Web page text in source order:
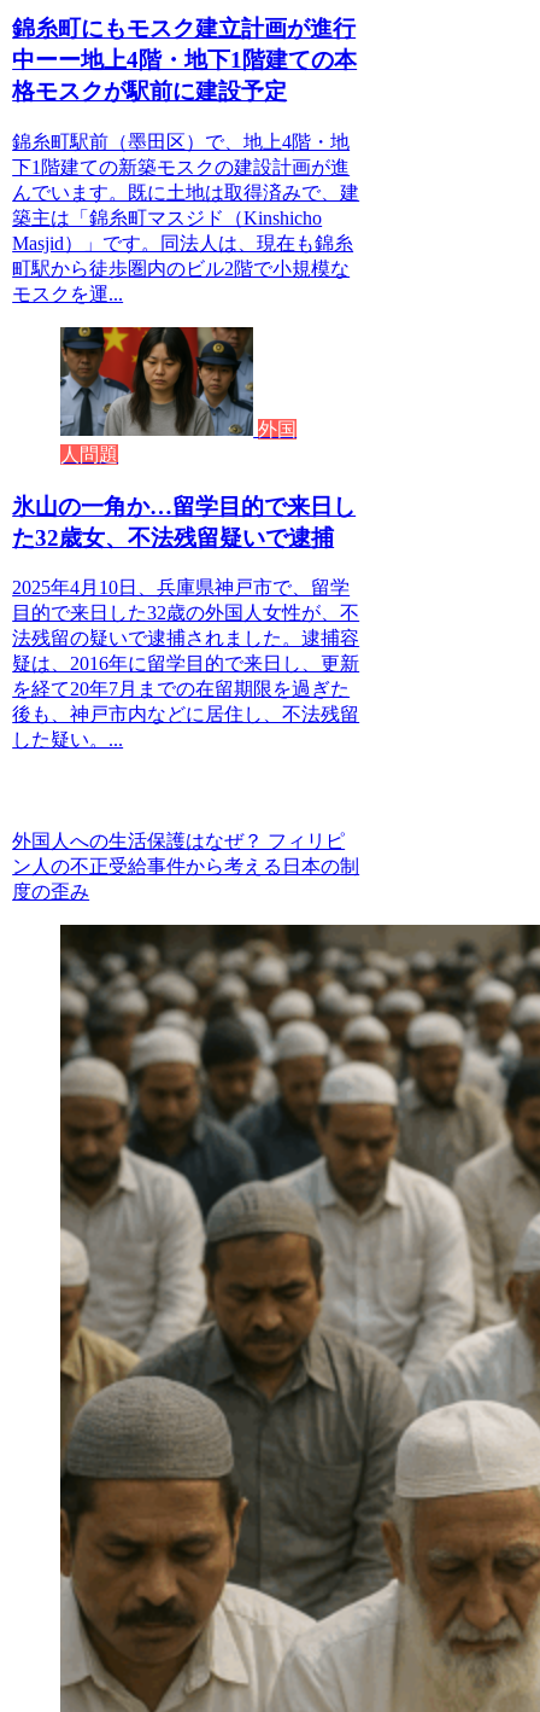
錦糸町にもモスク建立計画が進行
中ーー地上4階・地下1階建ての本
格モスクが駅前に建設予定
錦糸町駅前（墨田区）で、地上4階・地
下1階建ての新築モスクの建設計画が進
んでいます。既に土地は取得済みで、建
築主は「錦糸町マスジド（Kinshicho
Masjid）」です。同法人は、現在も錦糸
町駅から徒歩圏内のビル2階で小規模な
モスクを運...
外国
人問題
氷山の一角か…留学目的で来日し
た32歳女、不法残留疑いで逮捕
2025年4月10日、兵庫県神戸市で、留学
目的で来日した32歳の外国人女性が、不
法残留の疑いで逮捕されました。逮捕容
疑は、2016年に留学目的で来日し、更新
を経て20年7月までの在留期限を過ぎた
後も、神戸市内などに居住し、不法残留
した疑い。...
外国人への生活保護はなぜ？ フィリピ
ン人の不正受給事件から考える日本の制
度の歪み